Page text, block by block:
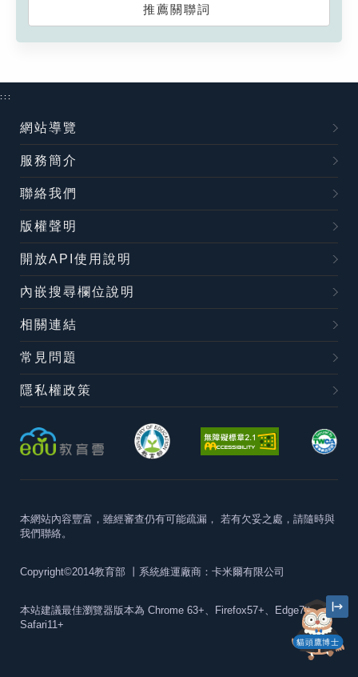
推薦關聯詞
貓頭鷹博士
:::
網站導覽
服務簡介
聯絡我們
版權聲明
開放API使用說明
內嵌搜尋欄位說明
相關連結
常見問題
隱私權政策
本網站內容豐富，雖經審查仍有可能疏漏， 若有欠妥之處，請隨時與
我們聯絡。
Copyright©2014教育部 丨系統維運廠商：卡米爾有限公司
本站建議最佳瀏覽器版本為 Chrome 63+、Firefox57+、Edge79+及
Safari11+